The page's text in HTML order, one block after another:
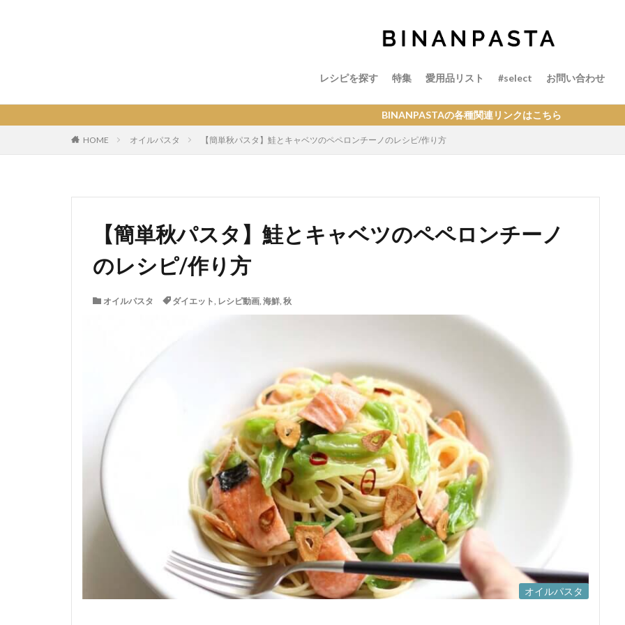
レシピを探す 特集 愛用品リスト #select お問い合わせ
BINANPASTAの各種関連リンクはこちら
HOME オイルパスタ 【簡単秋パスタ】鮭とキャベツのペペロンチーノのレシピ/作り方
【簡単秋パスタ】鮭とキャベツのペペロンチーノ
のレシピ/作り方
オイルパスタ ダイエット, レシピ動画, 海鮮, 秋
オイルパスタ